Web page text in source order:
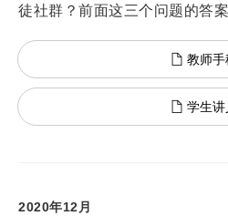
徒社群？前面这三个问题的答案
教师手
学生讲
2020年12月